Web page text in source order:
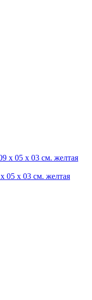
05 х 03 см. желтая